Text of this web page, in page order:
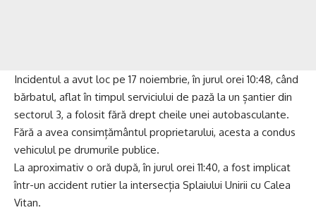
Incidentul a avut loc pe 17 noiembrie, în jurul orei 10:48, când
bărbatul, aflat în timpul serviciului de pază la un șantier din
sectorul 3, a folosit fără drept cheile unei autobasculante.
Fără a avea consimțământul proprietarului, acesta a condus
vehiculul pe drumurile publice.
La aproximativ o oră după, în jurul orei 11:40, a fost implicat
într-un accident rutier la intersecția Splaiului Unirii cu Calea
Vitan.